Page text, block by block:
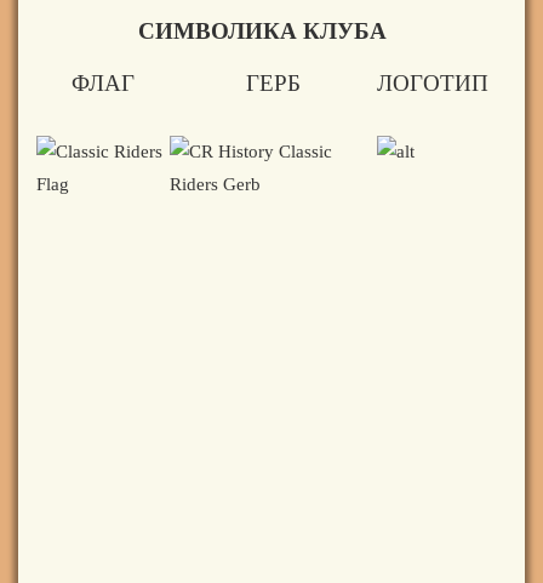
СИМВОЛИКА КЛУБА
ФЛАГ ГЕРБ ЛОГОТИП